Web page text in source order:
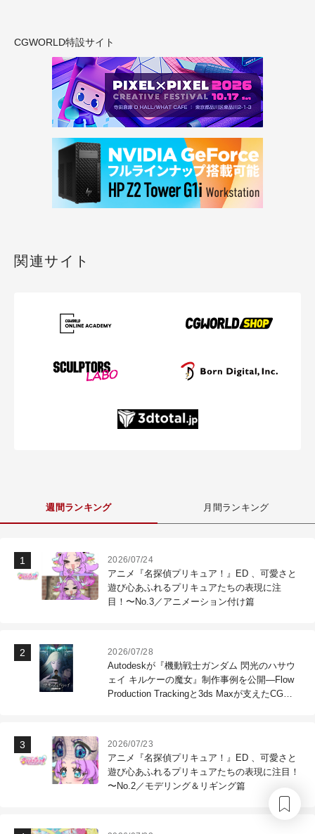
CGWORLD特設サイト
関連サイト
週間ランキング 月間ランキング
2026/07/24
アニメ『名探偵プリキュア！』ED 、可愛さと
遊び心あふれるプリキュアたちの表現に注
目！〜No.3／アニメーション付け篇
2026/07/28
Autodeskが『機動戦士ガンダム 閃光のハサウ
ェイ キルケーの魔女』制作事例を公開―Flow
Production Trackingと3ds Maxが支えたCG制
2026/07/23
アニメ『名探偵プリキュア！』ED 、可愛さと
遊び心あふれるプリキュアたちの表現に注目！
〜No.2／モデリング＆リギング篇